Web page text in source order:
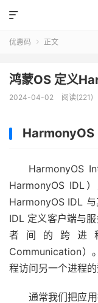

优惠码  正文
鸿蒙OS 定义
2024-04-02 阅读(221)
HarmonyOS
HarmonyOS
HarmonyOS IDL
HarmonyOS IDL
IDL 定义客户端与
者间的跨进
Communication）
程访问另一个进程
通常我们把应